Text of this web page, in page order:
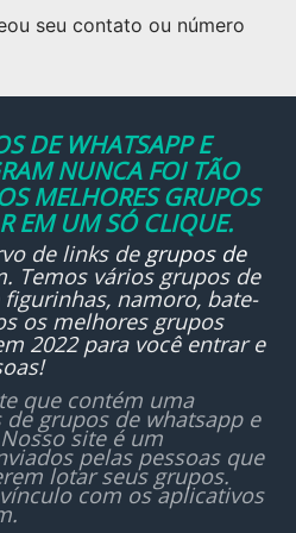
seu contato ou número
DE WHATSAPP E
NUNCA FOI TÃO
MELHORES GRUPOS
EM UM SÓ CLIQUE.
de links de grupos de
Temos vários grupos de
namoro, bate-
os melhores grupos
2022 para você entrar e
que contém uma
grupos de whatsapp e
site é um
pelas pessoas que
lotar seus grupos.
com os aplicativos